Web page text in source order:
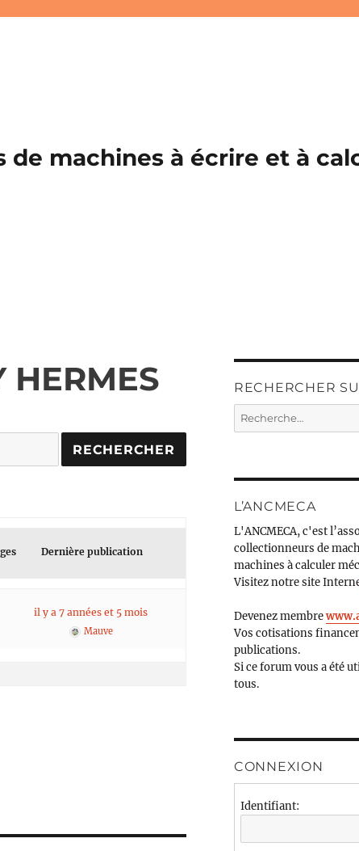
machines à écrire et à
Dernière publication
il y a 7 années et 5 mois
Mauve
RECHERCHER
Recherche
pour :
L’ANCMECA
L'ANCMECA, c'est
collectionneurs de
machines à calculer
Visitez notre site
Devenez membre
Vos cotisations
publications.
Si ce forum vous a été
tous.
CONNEXION
Identifiant: